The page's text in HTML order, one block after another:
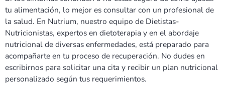
tu alimentación, lo mejor es consultar con un profesional de
la salud. En Nutrium, nuestro equipo de Dietistas-
Nutricionistas, expertos en dietoterapia y en el abordaje
nutricional de diversas enfermedades, está preparado para
acompañarte en tu proceso de recuperación. No dudes en
escribirnos para solicitar una cita y recibir un plan nutricional
personalizado según tus requerimientos.